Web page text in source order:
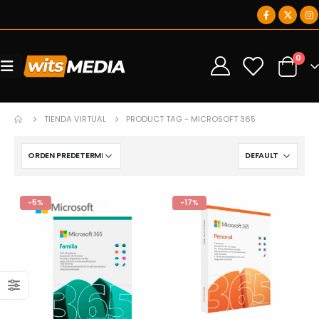
0 0
TIENDA VIRTUAL PRODUCT TAG - MICROSOFT 365
-5% -17%